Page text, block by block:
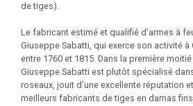
de tiges).
Le fabricant estimé et qualifié d’armes à
Giuseppe Sabatti, qui exerce son activité à
entre 1760 et 1815. Dans la première
Giuseppe Sabatti est plutôt spécialisé
roseaux, jouit d’une excellente réputation
meilleurs fabricants de tiges en damas